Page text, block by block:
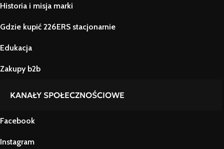
Historia i misja marki
Gdzie kupić 226ERS stacjonarnie
Edukacja
Zakupy b2b
KANAŁY SPOŁECZNOŚCIOWE
Facebook
Instagram